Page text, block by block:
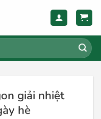
giải nhiệt
hè